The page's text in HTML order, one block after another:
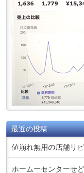
最近の投稿
値崩れ無用の店舗リ
ホームーセンターせ